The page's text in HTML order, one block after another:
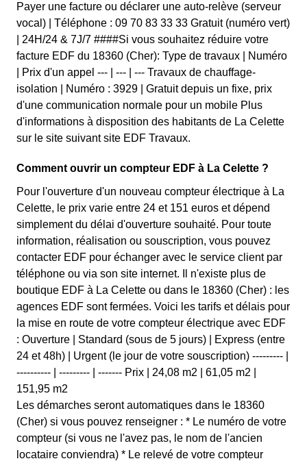
Payer une facture ou déclarer une auto-relève (serveur
vocal) | Téléphone : 09 70 83 33 33 Gratuit (numéro vert)
| 24H/24 & 7J/7 ####Si vous souhaitez réduire votre
facture EDF du 18360 (Cher): Type de travaux | Numéro
| Prix d'un appel --- | --- | --- Travaux de chauffage-
isolation | Numéro : 3929 | Gratuit depuis un fixe, prix
d'une communication normale pour un mobile Plus
d'informations à disposition des habitants de La Celette
sur le site suivant site EDF Travaux.
Comment ouvrir un compteur EDF à La Celette ?
Pour l'ouverture d'un nouveau compteur électrique à La
Celette, le prix varie entre 24 et 151 euros et dépend
simplement du délai d'ouverture souhaité. Pour toute
information, réalisation ou souscription, vous pouvez
contacter EDF pour échanger avec le service client par
téléphone ou via son site internet. Il n'existe plus de
boutique EDF à La Celette ou dans le 18360 (Cher) : les
agences EDF sont fermées. Voici les tarifs et délais pour
la mise en route de votre compteur électrique avec EDF
: Ouverture | Standard (sous de 5 jours) | Express (entre
24 et 48h) | Urgent (le jour de votre souscription) --------- |
---------- | --------- | ------- Prix | 24,08 m2 | 61,05 m2 |
151,95 m2
Les démarches seront automatiques dans le 18360
(Cher) si vous pouvez renseigner : * Le numéro de votre
compteur (si vous ne l'avez pas, le nom de l'ancien
locataire conviendra) * Le relevé de votre compteur